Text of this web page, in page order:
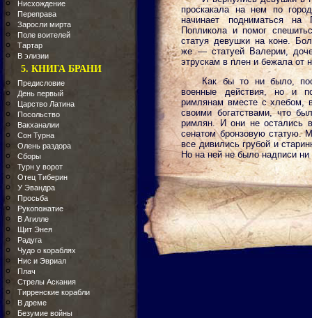
Нисхождение
Переправа
Заросли мирта
Поле воителей
Тартар
В элизии
5. КНИГА БРАНИ
Предисловие
День первый
Царство Латина
Посольство
Вакханалии
Сон Турна
Олень раздора
Сборы
Турн у ворот
Отец Тиберин
У Эвандра
Просьба
Рукопожатие
В Агилле
Щит Энея
Радуга
Чудо о кораблях
Нис и Эвриал
Плач
Стрелы Аскания
Тирренские корабли
В дреме
Безумие войны
проскакала на нем по
начинает подниматься
Попликола и помог
статуя девушки на коне.
же — статуей Валерии,
этрускам в плен и бежала от
Как бы то ни было,
военные действия, но и
римлянам вместе с хлебом,
своими богатствами, что
римлян. И они не остались
сенатом бронзовую статую.
все дивились грубой и
Но на ней не было надписи